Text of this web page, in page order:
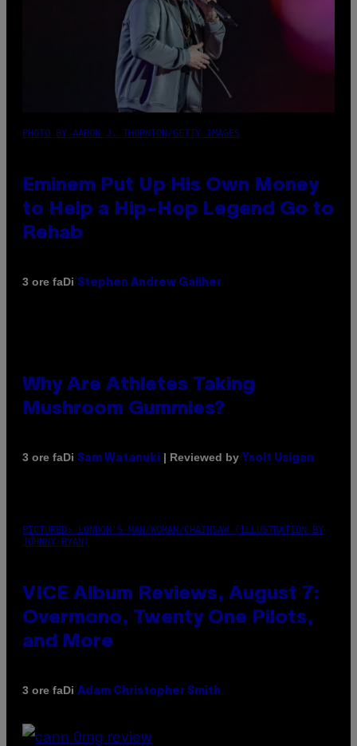
PHOTO BY AARON J. THORNTON/GETTY IMAGES
Eminem Put Up His Own Money
to Help a Hip-Hop Legend Go to
Rehab
3 ore faDi Stephen Andrew Galiher
Why Are Athletes Taking
Mushroom Gummies?
3 ore faDi Sam Watanuki | Reviewed by Ysolt Usigan
PICTURED: LONDON'S MAN/WOMAN/CHAINSAW (ILLUSTRATION BY
JOHNNY RYAN)
VICE Album Reviews, August 7:
Overmono, Twenty One Pilots,
and More
3 ore faDi Adam Christopher Smith